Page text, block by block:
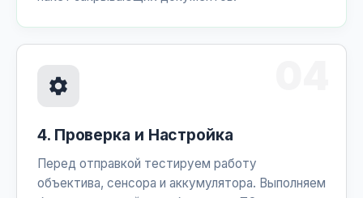
4. Проверка и Настройка
Перед отправкой тестируем работу
объектива, сенсора и аккумулятора. Выполняем